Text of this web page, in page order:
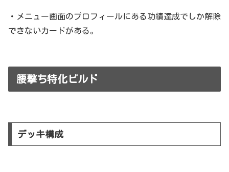
・メニュー画面のプロフィールにある功績達成でしか解除
できないカードがある。
腰撃ち特化ビルド
デッキ構成